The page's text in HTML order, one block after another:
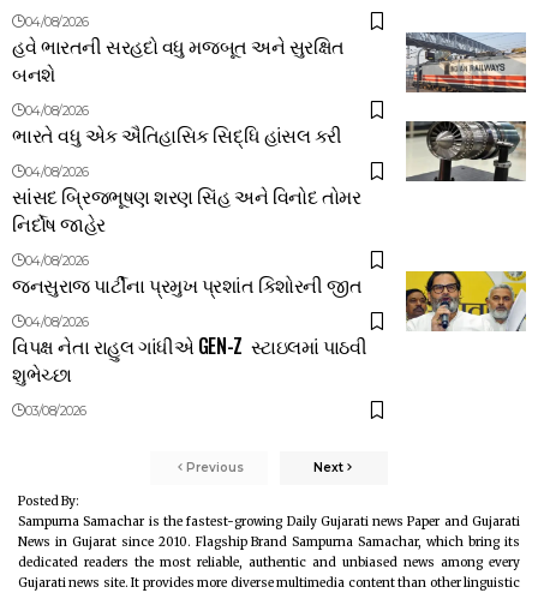
04/08/2026
હવે ભારતની સરહદો વધુ મજબૂત અને સુરક્ષિત
બનશે
04/08/2026
ભારતે વધુ એક ઐતિહાસિક સિદ્ધિ હાંસલ કરી
04/08/2026
સાંસદ બ્રિજભૂષણ શરણ સિંહ અને વિનોદ તોમર
નિર્દોષ જાહેર
04/08/2026
જનસુરાજ પાર્ટીના પ્રમુખ પ્રશાંત કિશોરની જીત
04/08/2026
વિપક્ષ નેતા રાહુલ ગાંધીએ GEN-Z સ્ટાઇલમાં પાઠવી
શુભેચ્છા
03/08/2026
Previous Next
Posted By:
Sampurna Samachar is the fastest-growing Daily Gujarati news Paper and Gujarati
News in Gujarat since 2010. Flagship Brand Sampurna Samachar, which bring its
dedicated readers the most reliable, authentic and unbiased news among every
Gujarati news site. It provides more diverse multimedia content than other linguistic